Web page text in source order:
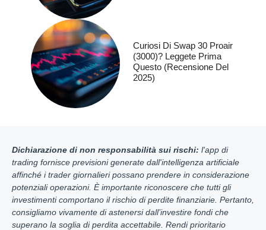
Curiosi Di Swap 30 Proair
(3000)? Leggete Prima
Questo (recensione Del
2025)
Dichiarazione di non responsabilità sui rischi: l'app di
trading fornisce previsioni generate dall'intelligenza artificiale
affinché i trader giornalieri possano prendere in considerazione
potenziali operazioni. È importante riconoscere che tutti gli
investimenti comportano il rischio di perdite finanziarie. Pertanto,
consigliamo vivamente di astenersi dall’investire fondi che
superano la soglia di perdita accettabile. Rendi prioritario